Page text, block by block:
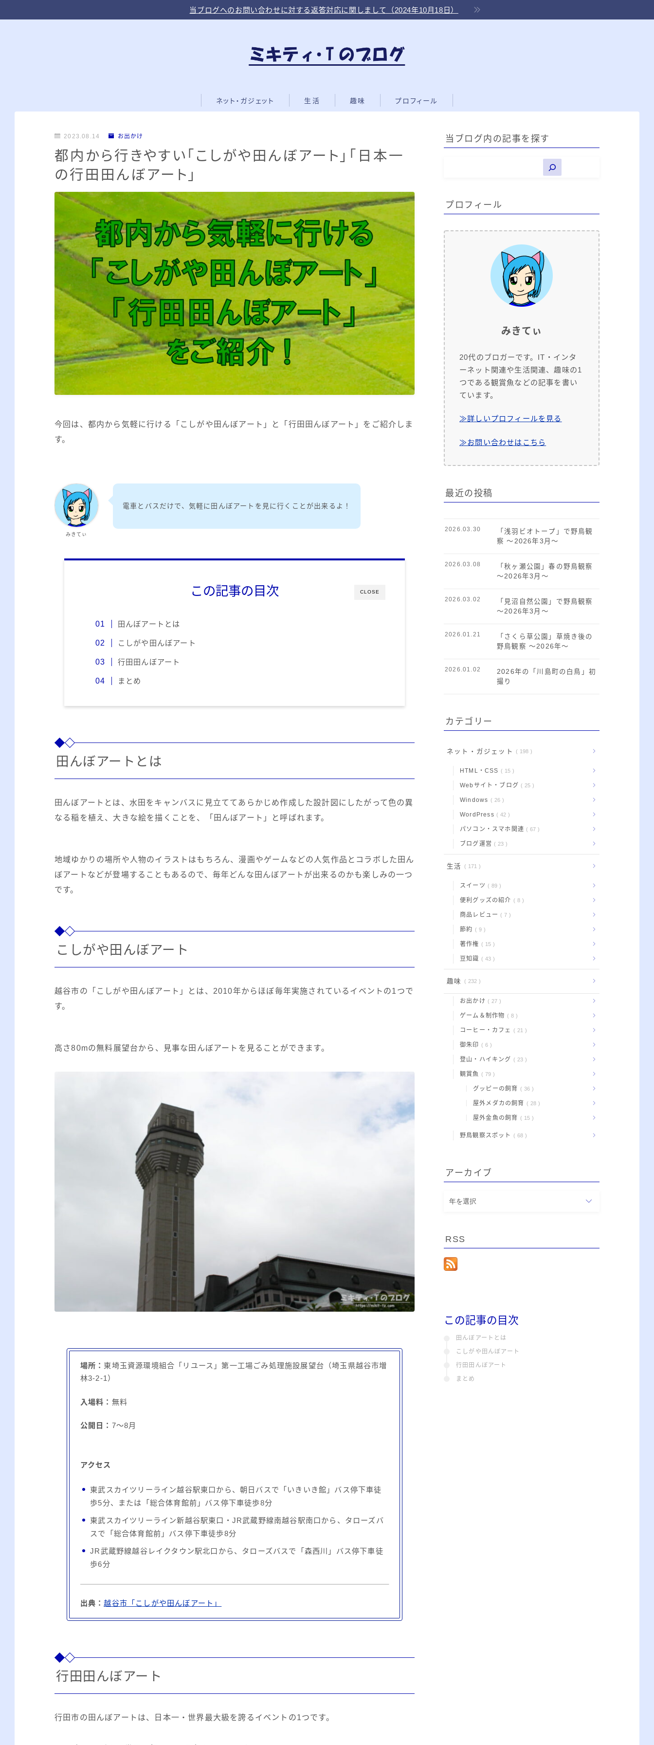
当ブログへのお問い合わせに対する返答対応に関しまして（2024年10月18日）
ネット・ガジェット 生活 趣味 プロフィール
2023.08.14 お出かけ
都内から行きやすい「こしがや田んぼアート」「日本一
の行田田んぼアート」
今回は、都内から気軽に行ける「こしがや田んぼアート」と「行田田んぼアート」をご紹介しま
す。
みきてぃ
電車とバスだけで、気軽に田んぼアートを見に行くことが出来るよ！
CLOSE
この記事の目次
田んぼアートとは
こしがや田んぼアート
行田田んぼアート
まとめ
田んぼアートとは
田んぼアートとは、水田をキャンバスに見立ててあらかじめ作成した設計図にしたがって色の異
なる稲を植え、大きな絵を描くことを、「田んぼアート」と呼ばれます。
地域ゆかりの場所や人物のイラストはもちろん、漫画やゲームなどの人気作品とコラボした田ん
ぼアートなどが登場することもあるので、毎年どんな田んぼアートが出来るのかも楽しみの一つ
です。
こしがや田んぼアート
越谷市の「こしがや田んぼアート」とは、2010年からほぼ毎年実施されているイベントの1つで
す。
高さ80mの無料展望台から、見事な田んぼアートを見ることができます。
場所： 東埼玉資源環境組合「リユース」第一工場ごみ処理施設展望台（埼玉県越谷市増
林3-2-1）
入場料： 無料
公開日： 7～8月
アクセス
東武スカイツリーライン越谷駅東口から、朝日バスで「いきいき館」バス停下車徒
歩5分、または「総合体育館前」バス停下車徒歩8分
東武スカイツリーライン新越谷駅東口・JR武蔵野線南越谷駅南口から、タローズバ
スで「総合体育館前」バス停下車徒歩8分
JR武蔵野線越谷レイクタウン駅北口から、タローズバスで「森西川」バス停下車徒
歩6分
出典：越谷市「こしがや田んぼアート」
行田田んぼアート
行田市の田んぼアートは、日本一・世界最大級を誇るイベントの1つです。
当ブログ内の記事を探す
プロフィール
みきてぃ
20代のブロガーです。IT・インタ
ーネット関連や生活関連、趣味の1
つである観賞魚などの記事を書い
ています。
≫詳しいプロフィールを見る
≫お問い合わせはこちら
最近の投稿
「浅羽ビオトープ」で野鳥観
察 ～2026年3月～
2026.03.30
「秋ヶ瀬公園」春の野鳥観察
～2026年3月～
2026.03.08
「見沼自然公園」で野鳥観察
～2026年3月～
2026.03.02
「さくら草公園」草焼き後の
野鳥観察 ～2026年～
2026.01.21
2026年の「川島町の白鳥」初
撮り
2026.01.02
カテゴリー
ネット・ガジェット 198
HTML・CSS 15
Webサイト・ブログ 25
Windows 26
WordPress 42
パソコン・スマホ関連 67
ブログ運営 23
生活 171
スイーツ 89
便利グッズの紹介 8
商品レビュー 7
節約 9
著作権 15
豆知識 43
趣味 232
お出かけ 27
ゲーム＆制作物 8
コーヒー・カフェ 21
御朱印 6
登山・ハイキング 23
観賞魚 79
グッピーの飼育 36
屋外メダカの飼育 28
屋外金魚の飼育 15
野鳥観察スポット 68
アーカイブ
ア
ブ
RSS
この記事の目次
田んぼアートとは
こしがや田んぼアート
行田田んぼアート
まとめ